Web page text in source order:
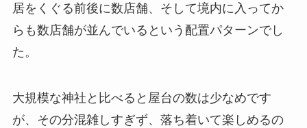
居をくぐる前後に数店舗、そして境内に入ってか
らも数店舗が並んでいるという配置パターンでし
た。
大規模な神社と比べると屋台の数は少なめです
が、その分混雑しすぎず、落ち着いて楽しめるの